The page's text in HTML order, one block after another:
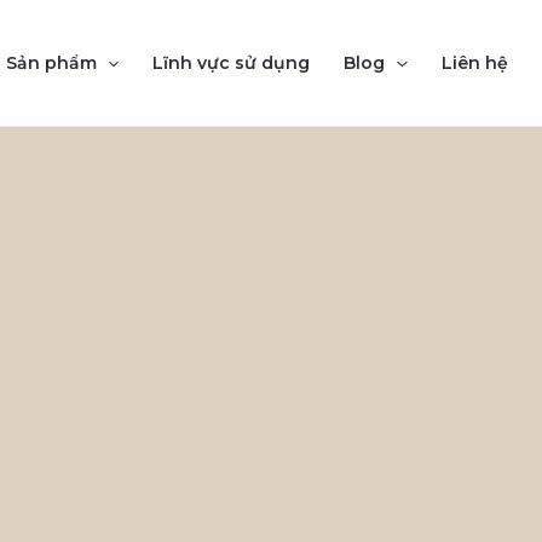
Sản phẩm Lĩnh vực sử dụng Blog Liên hệ